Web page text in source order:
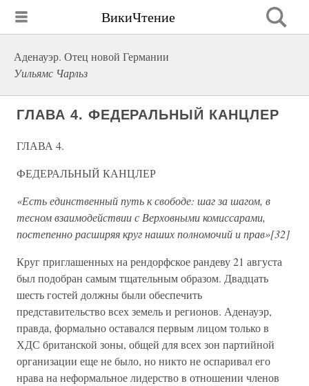
ВикиЧтение
Аденауэр. Отец новой Германии
Уильямс Чарльз
ГЛАВА 4. ФЕДЕРАЛЬНЫЙ КАНЦЛЕР
ГЛАВА 4.
ФЕДЕРАЛЬНЫЙ КАНЦЛЕР
«Есть единственный путь к свободе: шаг за шагом, в
тесном взаимодействии с Верховными комиссарами,
постепенно расширяя круг наших полномочий и прав»[32]
Круг приглашенных на рендорфское рандеву 21 августа
был подобран самым тщательным образом. Двадцать
шесть гостей должны были обеспечить
представительство всех земель и регионов. Аденауэр,
правда, формально оставался первым лицом только в
ХДС британской зоны, общей для всех зон партийной
организации еще не было, но никто не оспаривал его
нрава на неформальное лидерство в отношении членов